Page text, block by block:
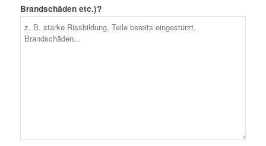
Brandschäden etc.)?